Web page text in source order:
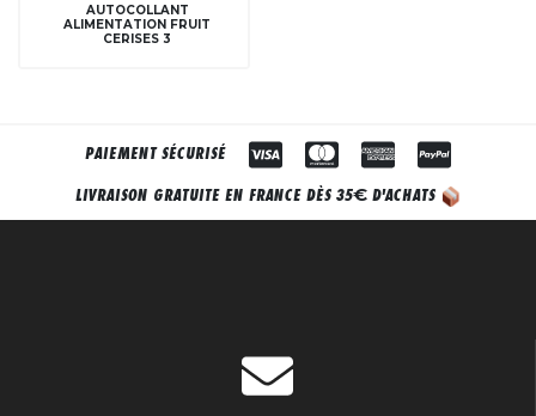
AUTOCOLLANT
ALIMENTATION FRUIT
CERISES 3
PAIEMENT SÉCURISÉ
LIVRAISON GRATUITE EN FRANCE DÈS 35€ D'ACHATS